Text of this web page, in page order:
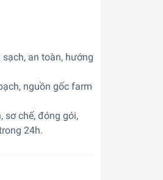
an toàn, hướng
nguồn gốc farm
chế, đóng gói,
24h.